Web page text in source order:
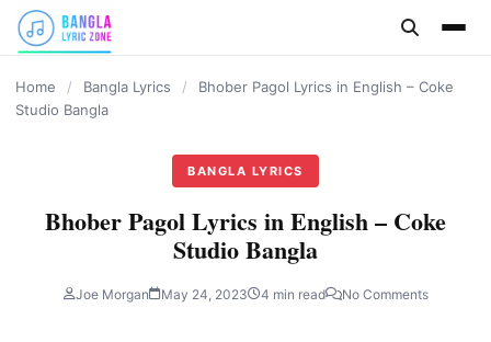
content
Home / Bangla Lyrics /
Bhober Pagol Lyrics in English – Coke
Studio Bangla
BANGLA LYRICS
Bhober Pagol Lyrics in English – Coke
Studio Bangla
Joe Morgan May 24, 2023 4 min read No Comments